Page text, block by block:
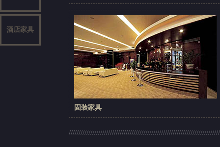
酒店家具
固装家具